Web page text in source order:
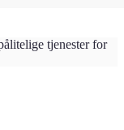
tjenester for